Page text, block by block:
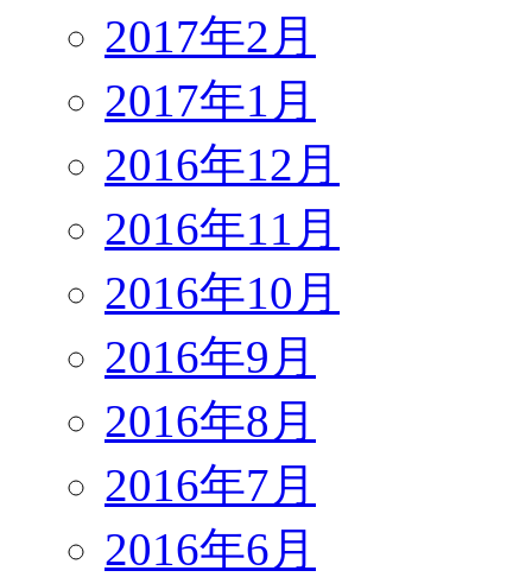
2017年2月
2017年1月
2016年12月
2016年11月
2016年10月
2016年9月
2016年8月
2016年7月
2016年6月